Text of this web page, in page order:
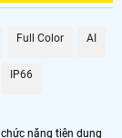
Full Color AI
IP66
năng tiện dụng